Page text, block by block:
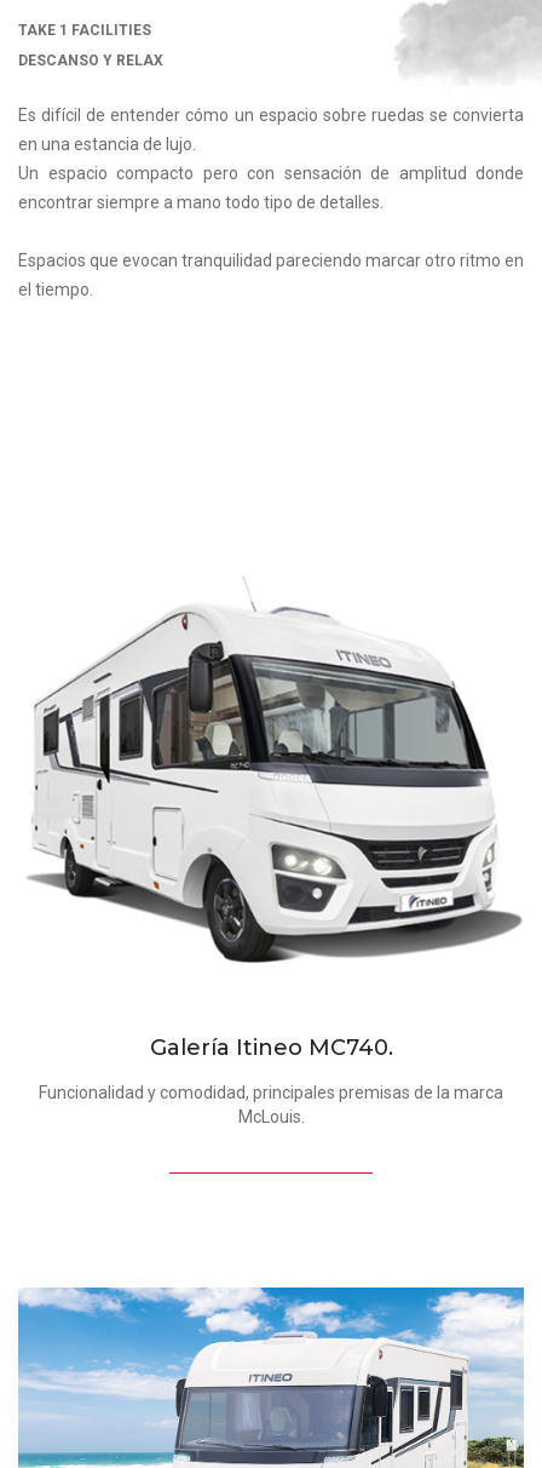
TAKE 1 FACILITIES
DESCANSO Y RELAX
Es difícil de entender cómo un espacio sobre ruedas se convierta
en una estancia de lujo.
Un espacio compacto pero con sensación de amplitud donde
encontrar siempre a mano todo tipo de detalles.
Espacios que evocan tranquilidad pareciendo marcar otro ritmo en
el tiempo.
Galería Itineo MC740.
Funcionalidad y comodidad, principales premisas de la marca
McLouis.